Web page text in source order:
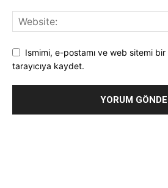
Ismimi, e-postamı ve web sitemi
tarayıcıya kaydet.